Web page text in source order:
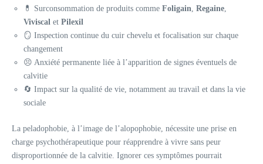
💊 Surconsommation de produits comme Foligain, Regaine,
Viviscal et Pilexil
🪞 Inspection continue du cuir chevelu et focalisation sur chaque
changement
😣 Anxiété permanente liée à l’apparition de signes éventuels de
calvitie
🔄 Impact sur la qualité de vie, notamment au travail et dans la vie
sociale
La peladophobie, à l’image de l’alopophobie, nécessite une prise en
charge psychothérapeutique pour réapprendre à vivre sans peur
disproportionnée de la calvitie. Ignorer ces symptômes pourrait